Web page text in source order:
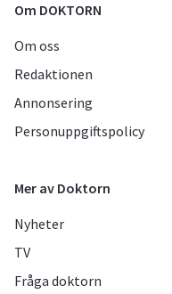
Om DOKTORN
Om oss
Redaktionen
Annonsering
Personuppgiftspolicy
Mer av Doktorn
Nyheter
TV
Fråga doktorn